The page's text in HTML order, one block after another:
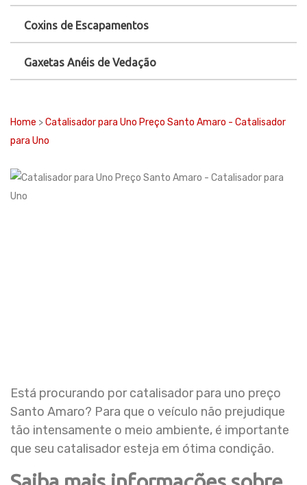
Coxins de Escapamentos
Gaxetas Anéis de Vedação
Home >Catalisador para Uno Preço Santo Amaro - Catalisador
para Uno
Está procurando por catalisador para uno preço
Santo Amaro? Para que o veículo não prejudique
tão intensamente o meio ambiente, é importante
que seu catalisador esteja em ótima condição.